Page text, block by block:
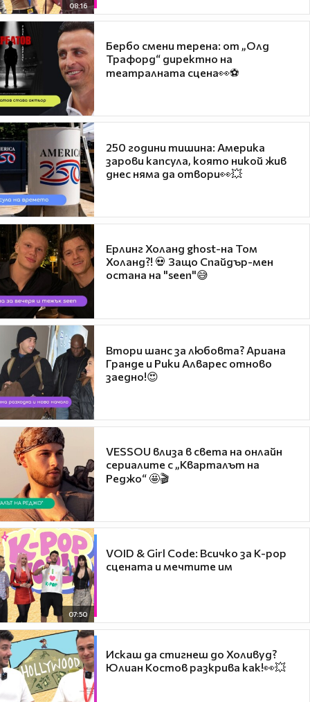
08:16
Бербо смени терена: от „Олд
Трафорд“ директно на
театралната сцена👀⚽
250 години тишина: Америка
зарови капсула, която никой жив
днес няма да отвори👀💥
Ерлинг Холанд ghost-на Том
Холанд?! 💀 Защо Спайдър-мен
остана на "seen"😅
Втори шанс за любовта? Ариана
Гранде и Рики Алварес отново
заедно!😍
VESSOU влиза в света на онлайн
сериалите с „Кварталът на
Реджо“ 🤩🎬
07:50
VOID & Girl Code: Всичко за K-pop
сцената и мечтите им
Искаш да стигнеш до Холивуд?
Юлиан Костов разкрива как!👀💥